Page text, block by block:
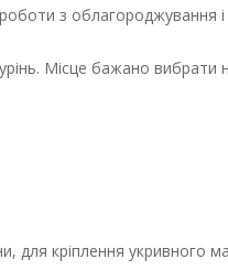
з облагороджування
Місце бажано вибрати
для кріплення укривного